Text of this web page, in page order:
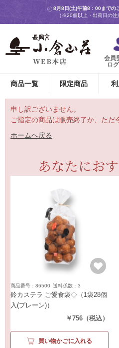
8月8日(土)午前8：00までの
（※20個以上・出荷日の注
会員
ロ
商品一覧 限定商品
申し訳ございません。
ご指定の商品は販売終了か、ただ
ホームへ戻る
あなたにお
商品番号：86500 送料係数：3
鈴カステラ ご愛食袋◇ （1袋28個
入(プレーン)）
￥756 （税込）
買い物かごに入れる